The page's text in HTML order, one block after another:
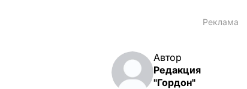
Автор
Редакция
"Гордон"